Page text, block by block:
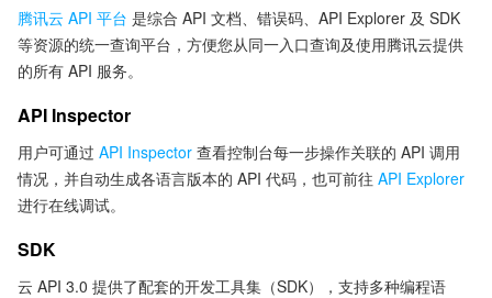
腾讯云 API 平台 是综合 API 文档、错误码、API Explorer 及 SDK
等资源的统一查询平台，方便您从同一入口查询及使用腾讯云提供
的所有 API 服务。
API Inspector
用户可通过 API Inspector 查看控制台每一步操作关联的 API 调用
情况，并自动生成各语言版本的 API 代码，也可前往 API Explorer
进行在线调试。
SDK
云 API 3.0 提供了配套的开发工具集（SDK），支持多种编程语